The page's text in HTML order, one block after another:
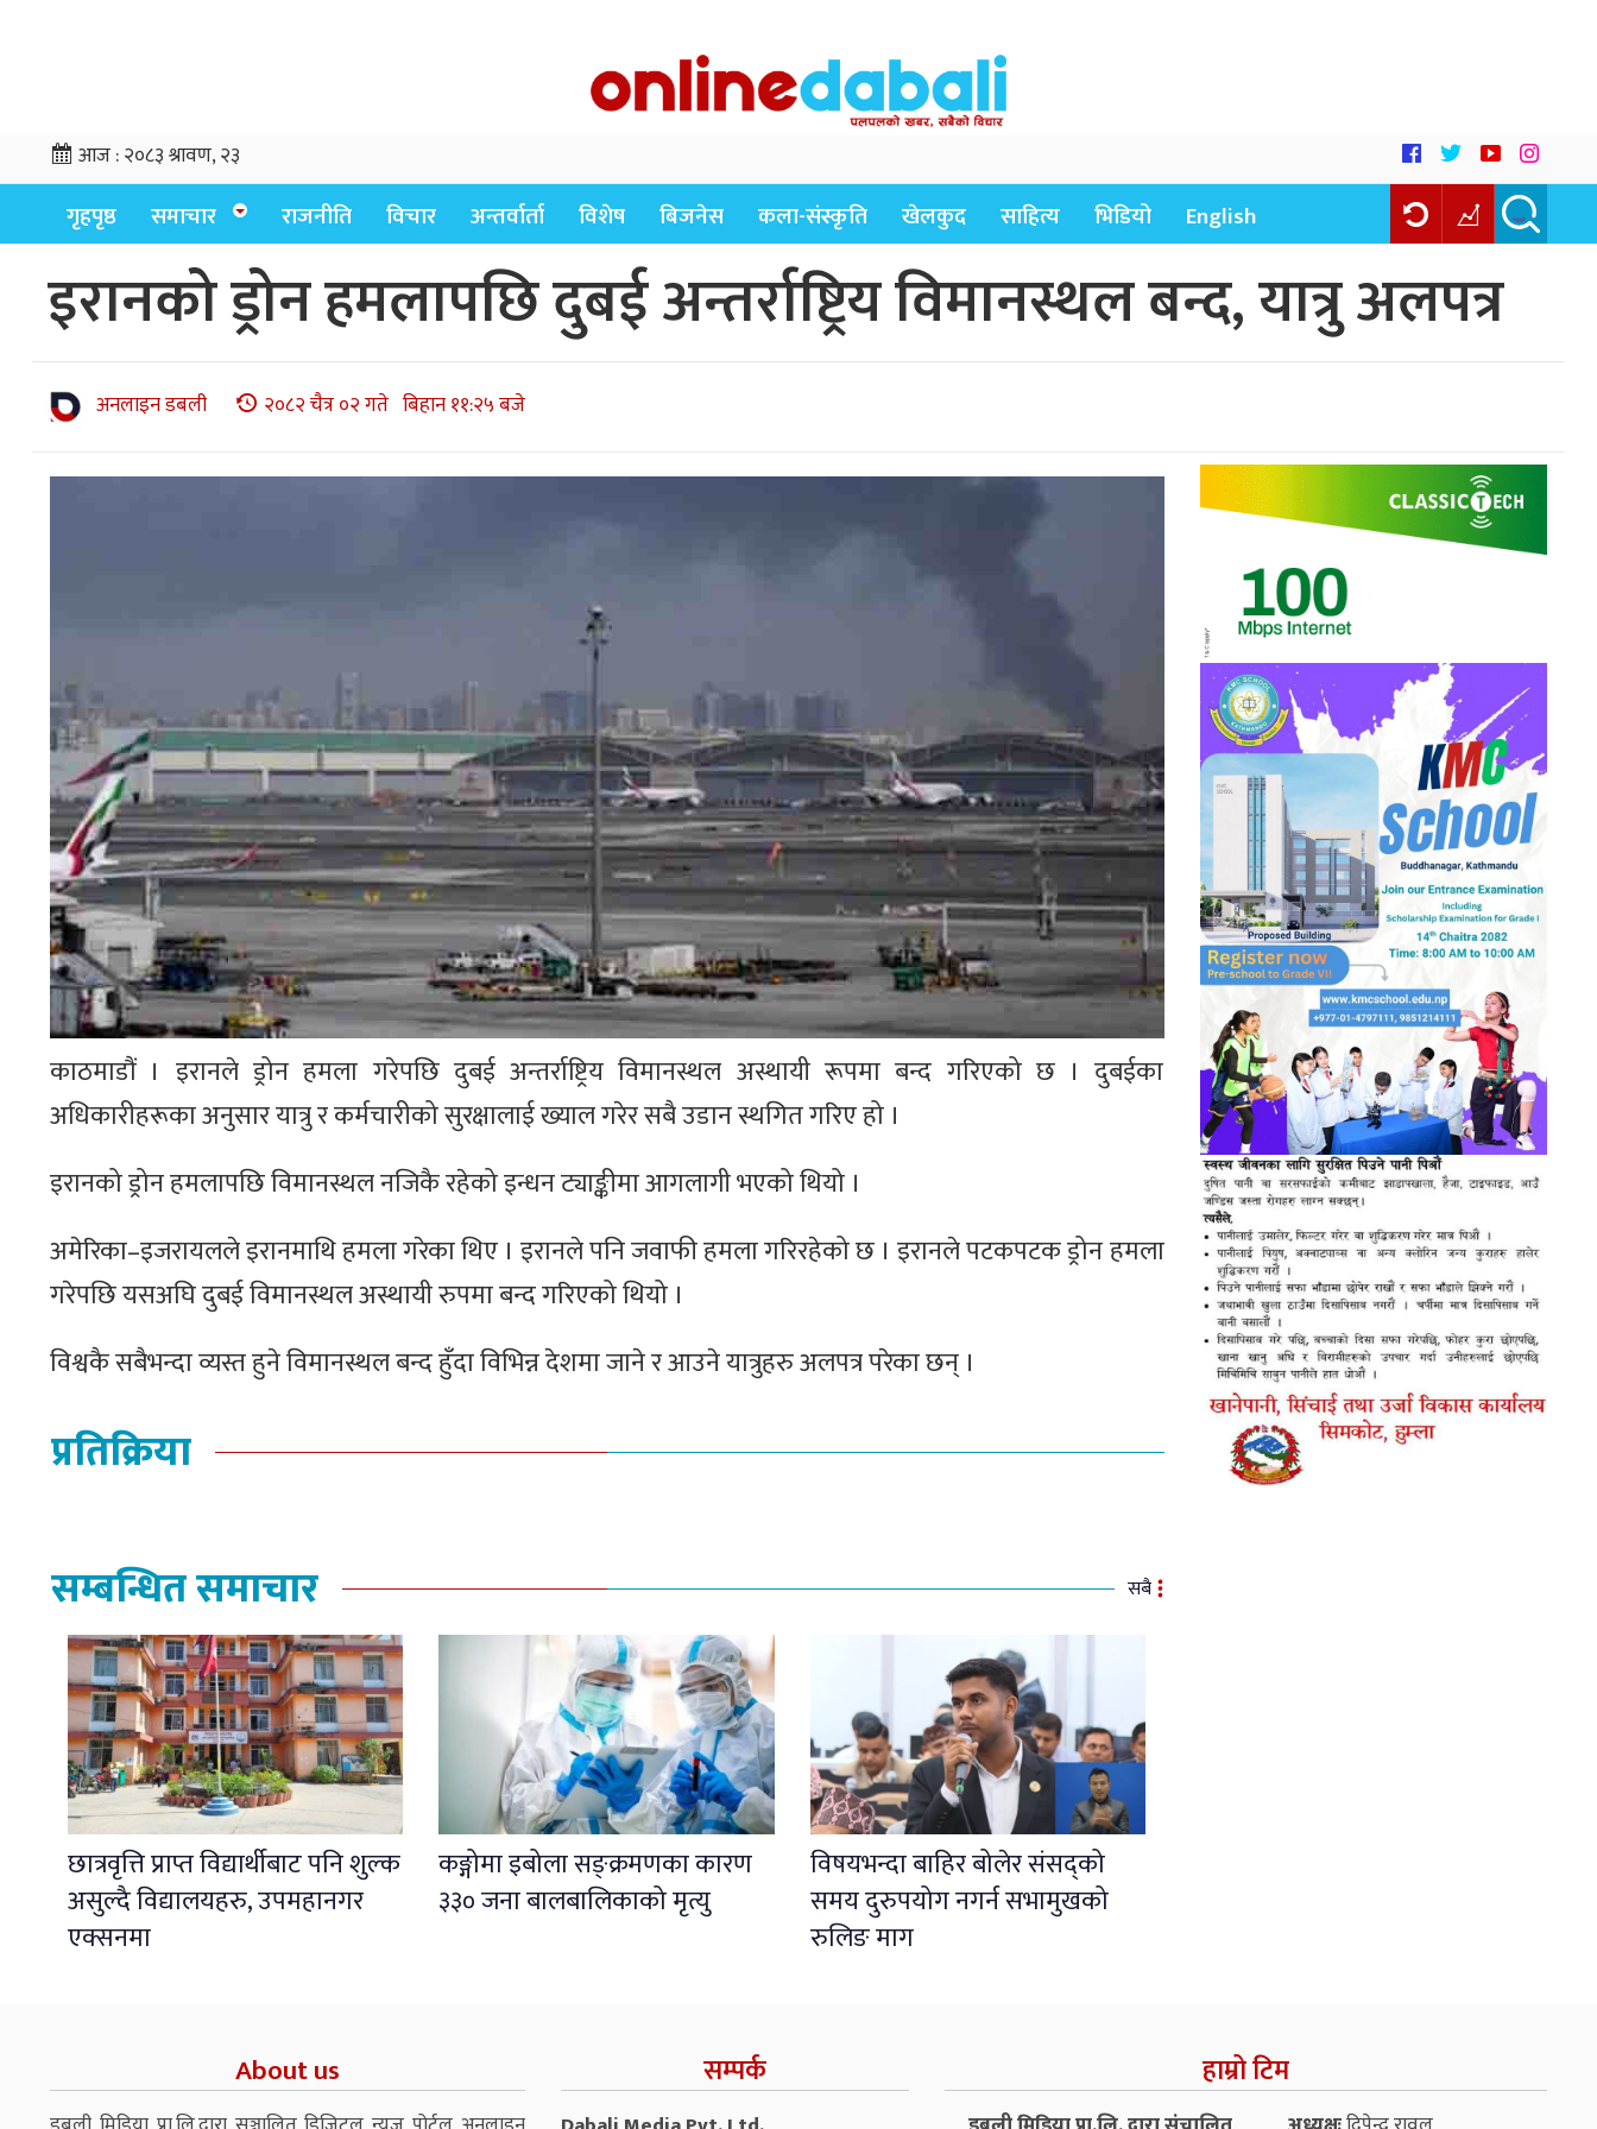
आज :२०८३ श्रावण, २३
गृहपृष्ठ समाचार राजनीति विचार अन्तर्वार्ता विशेष बिजनेस कला-संस्कृति खेलकुद साहित्य भिडियो English
इरानको ड्रोन हमलापछि दुबई अन्तर्राष्ट्रिय विमानस्थल बन्द, यात्रु अलपत्र
अनलाइन डबली २०८२ चैत्र ०२ गते बिहान ११:२५ बजे
काठमाडौं । इरानले ड्रोन हमला गरेपछि दुबई अन्तर्राष्ट्रिय विमानस्थल अस्थायी रूपमा बन्द गरिएको छ । दुबईका
अधिकारीहरूका अनुसार यात्रु र कर्मचारीको सुरक्षालाई ख्याल गरेर सबै उडान स्थगित गरिए हो ।
इरानको ड्रोन हमलापछि विमानस्थल नजिकै रहेको इन्धन ट्याङ्कीमा आगलागी भएको थियो ।
अमेरिका–इजरायलले इरानमाथि हमला गरेका थिए । इरानले पनि जवाफी हमला गरिरहेको छ । इरानले पटकपटक ड्रोन हमला
गरेपछि यसअघि दुबई विमानस्थल अस्थायी रुपमा बन्द गरिएको थियो ।
विश्वकै सबैभन्दा व्यस्त हुने विमानस्थल बन्द हुँदा विभिन्न देशमा जाने र आउने यात्रुहरु अलपत्र परेका छन् ।
प्रतिक्रिया
सम्बन्धित समाचार सबै
छात्रवृत्ति प्राप्त विद्यार्थीबाट पनि शुल्क
असुल्दै विद्यालयहरु, उपमहानगर
एक्सनमा
कङ्गोमा इबोला सङ्क्रमणका कारण
३३० जना बालबालिकाको मृत्यु
विषयभन्दा बाहिर बोलेर संसद्को
समय दुरुपयोग नगर्न सभामुखको
रुलिङ माग
About us सम्पर्क हाम्रो टिम